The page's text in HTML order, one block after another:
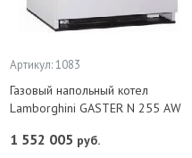
Артикул: 1083
Газовый напольный котел
Lamborghini GASTER N 255 AW
1 552 005 руб.